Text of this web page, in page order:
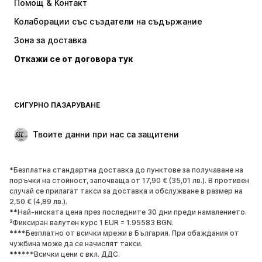
Пуловери и Трикотаж
Бельо
Палта
Поли
Специални Поводи
ОБУВКИ
НОВО
Популярно
Маратонки
Боти
Обувки с висок ток
Ботуши
Сандали
Ниски обувки
Помощ & Контакт
Колаборации със създатели на съдържание
Зона за доставка
Откажи се от договора тук
СИГУРНО ПАЗАРУВАНЕ
Твоите данни при нас са защитени
*Безплатна стандартна доставка до пунктове за получаване на
поръчки на стойност, започваща от 17,90 € (35,01 лв.). В противен
случай се прилагат такси за доставка и обслужване в размер на
2,50 € (4,89 лв.).
**Най-ниската цена през последните 30 дни преди намалението.
³Фиксиран валутен курс 1 EUR = 1.95583 BGN.
****Безплатно от всички мрежи в България. При обаждания от
чужбина може да се начислят такси.
******Всички цени с вкл. ДДС.